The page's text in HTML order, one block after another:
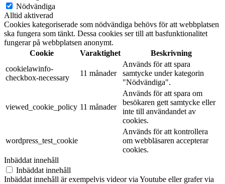
Nödvändiga
Alltid aktiverad
Cookies kategoriserade som nödvändiga behövs för att webbplatsen
ska fungera som tänkt. Dessa cookies ser till att basfunktionalitet
fungerar på webbplatsen anonymt.
Cookie
Varaktighet
Beskrivning
cookielawinfo-
checkbox-necessary
11 månader
Används för att spara
samtycke under kategorin
"Nödvändiga".
viewed_cookie_policy 11 månader
Används för att spara om
besökaren gett samtycke eller
inte till användandet av
cookies.
wordpress_test_cookie
Används för att kontrollera
om webbläsaren accepterar
cookies.
Inbäddat innehåll
Inbäddat innehåll
Inbäddat innehåll är exempelvis videor via Youtube eller grafer via